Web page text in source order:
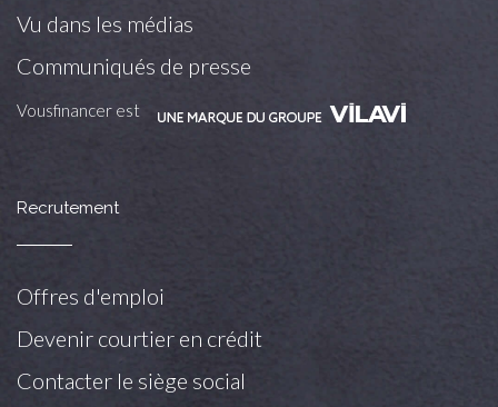
Vu dans les médias
Communiqués de presse
Vousfinancer est
Recrutement
Offres d'emploi
Devenir courtier en crédit
Contacter le siège social